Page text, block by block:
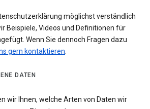
möglichst verständlich
Beispiele, Videos und Definitionen für
Wenn Sie dennoch Fragen dazu
gern kontaktieren.
DATEN
wir Ihnen, welche Arten von Daten wir